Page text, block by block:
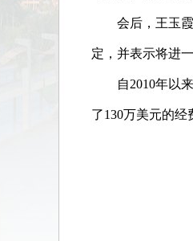
会后，王玉
定，并表示将进
自2010年以
了130万美元的经